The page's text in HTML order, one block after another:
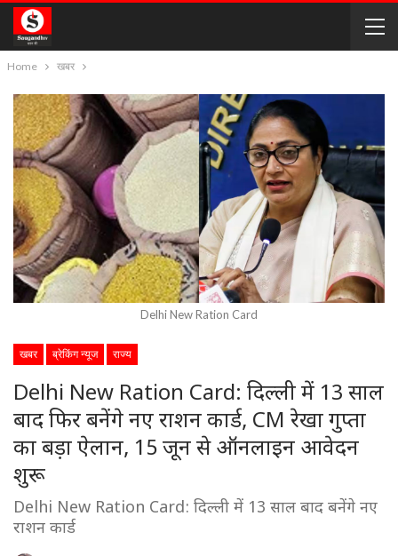
Home खबर
Delhi New Ration Card
खबर ब्रेकिंग न्यूज राज्य
Delhi New Ration Card: दिल्ली में 13 साल
बाद फिर बनेंगे नए राशन कार्ड, CM रेखा गुप्ता
का बड़ा ऐलान, 15 जून से ऑनलाइन आवेदन
शुरू
Delhi New Ration Card: दिल्ली में 13 साल बाद बनेंगे नए
राशन कार्ड